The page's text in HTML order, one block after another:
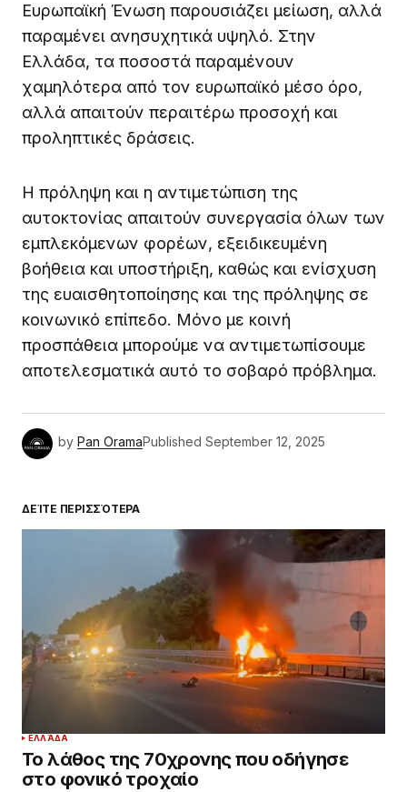
Ευρωπαϊκή Ένωση παρουσιάζει μείωση, αλλά
παραμένει ανησυχητικά υψηλό. Στην
Ελλάδα, τα ποσοστά παραμένουν
χαμηλότερα από τον ευρωπαϊκό μέσο όρο,
αλλά απαιτούν περαιτέρω προσοχή και
προληπτικές δράσεις.
Η πρόληψη και η αντιμετώπιση της
αυτοκτονίας απαιτούν συνεργασία όλων των
εμπλεκόμενων φορέων, εξειδικευμένη
βοήθεια και υποστήριξη, καθώς και ενίσχυση
της ευαισθητοποίησης και της πρόληψης σε
κοινωνικό επίπεδο. Μόνο με κοινή
προσπάθεια μπορούμε να αντιμετωπίσουμε
αποτελεσματικά αυτό το σοβαρό πρόβλημα.
by Pan OramaPublished September 12, 2025
ΔΕΊΤΕ ΠΕΡΙΣΣΌΤΕΡΑ
ΕΛΛΆΔΑ
Το λάθος της 70χρονης που οδήγησε
στο φονικό τροχαίο